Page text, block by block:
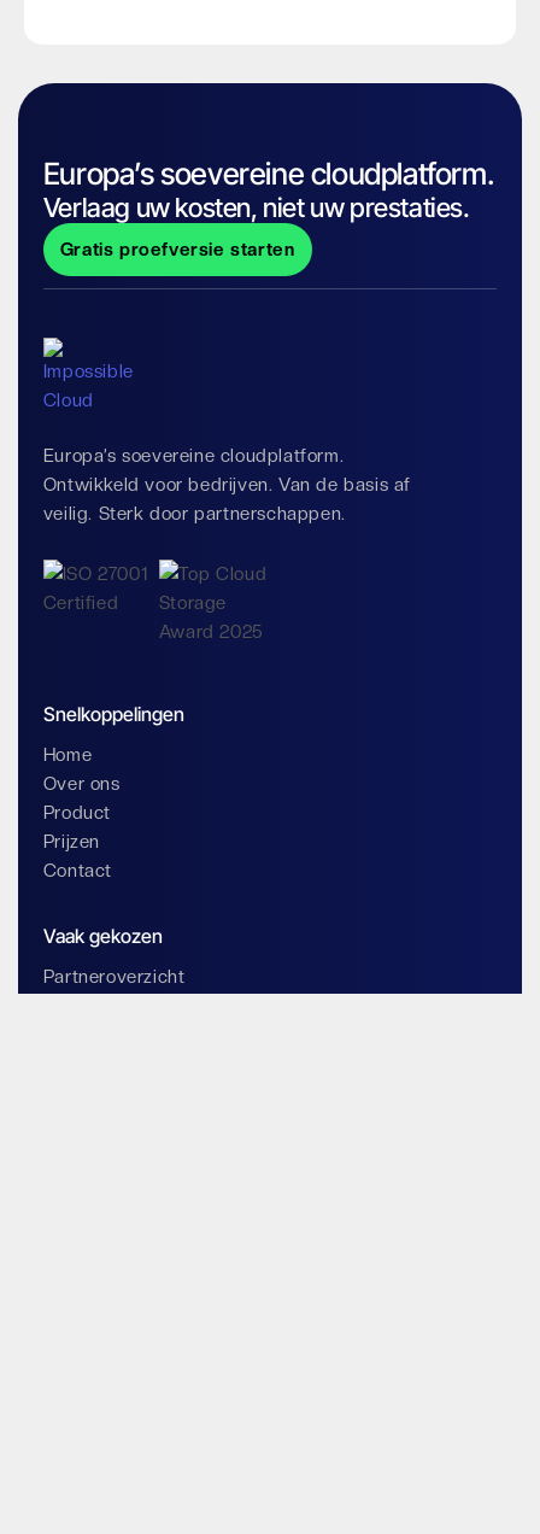
Europa’s soevereine cloudplatform.
Verlaag uw kosten, niet uw prestaties.
Gratis proefversie starten
Europa’s soevereine cloudplatform.
Ontwikkeld voor bedrijven. Van de basis af
veilig. Sterk door partnerschappen.
Snelkoppelingen
Home
Over ons
Product
Prijzen
Contact
Vaak gekozen
Partneroverzicht